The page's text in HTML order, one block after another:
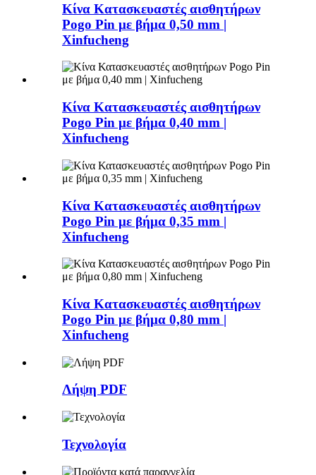
Κίνα Κατασκευαστές αισθητήρων
Pogo Pin με βήμα 0,50 mm |
Xinfucheng
Κίνα Κατασκευαστές αισθητήρων
Pogo Pin με βήμα 0,40 mm |
Xinfucheng
Κίνα Κατασκευαστές αισθητήρων
Pogo Pin με βήμα 0,35 mm |
Xinfucheng
Κίνα Κατασκευαστές αισθητήρων
Pogo Pin με βήμα 0,80 mm |
Xinfucheng
Λήψη PDF
Τεχνολογία